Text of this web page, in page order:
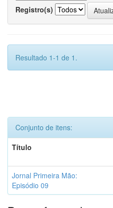
Registro(s)
Resultado 1-1 de 1.
Conjunto de itens:
Título
Jornal Primeira Mão:
Episódio 09